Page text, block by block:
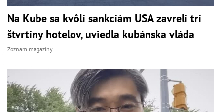
Na Kube sa kvôli sankciám USA zavreli tri
štvrtiny hotelov, uviedla kubánska vláda
Zoznam magazíny